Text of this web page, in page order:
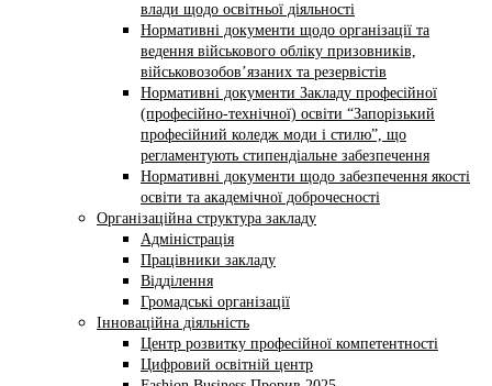
влади щодо освітньої діяльності
Нормативні документи щодо організації та
ведення військового обліку призовників,
військовозобов’язаних та резервістів
Нормативні документи Закладу професійної
(професійно-технічної) освіти “Запорізький
професійний коледж моди і стилю”, що
регламентують стипендіальне забезпечення
Нормативні документи щодо забезпечення якості
освіти та академічної доброчесності
Організаційна структура закладу
Адміністрація
Працівники закладу
Відділення
Громадські організації
Інноваційна діяльність
Центр розвитку професійної компетентності
Цифровий освітній центр